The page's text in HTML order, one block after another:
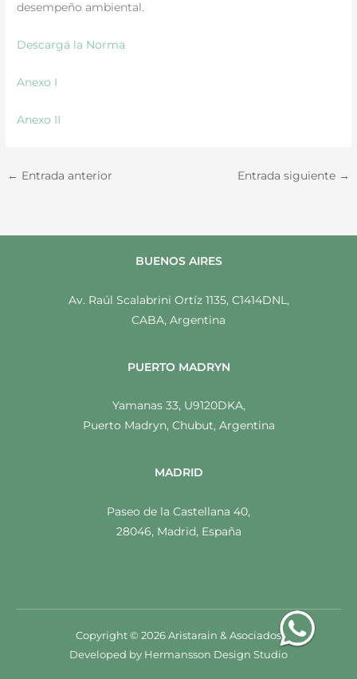
desempeño ambiental.
Descargá la Norma
Anexo I
Anexo II
← Entrada anterior Entrada siguiente →
BUENOS AIRES
Av. Raúl Scalabrini Ortíz 1135, C1414DNL,
CABA, Argentina
PUERTO MADRYN
Yamanas 33, U9120DKA,
Puerto Madryn, Chubut, Argentina
MADRID
Paseo de la Castellana 40,
28046, Madrid, España
Copyright © 2026 Aristarain & Asociados
Developed by Hermansson Design Studio